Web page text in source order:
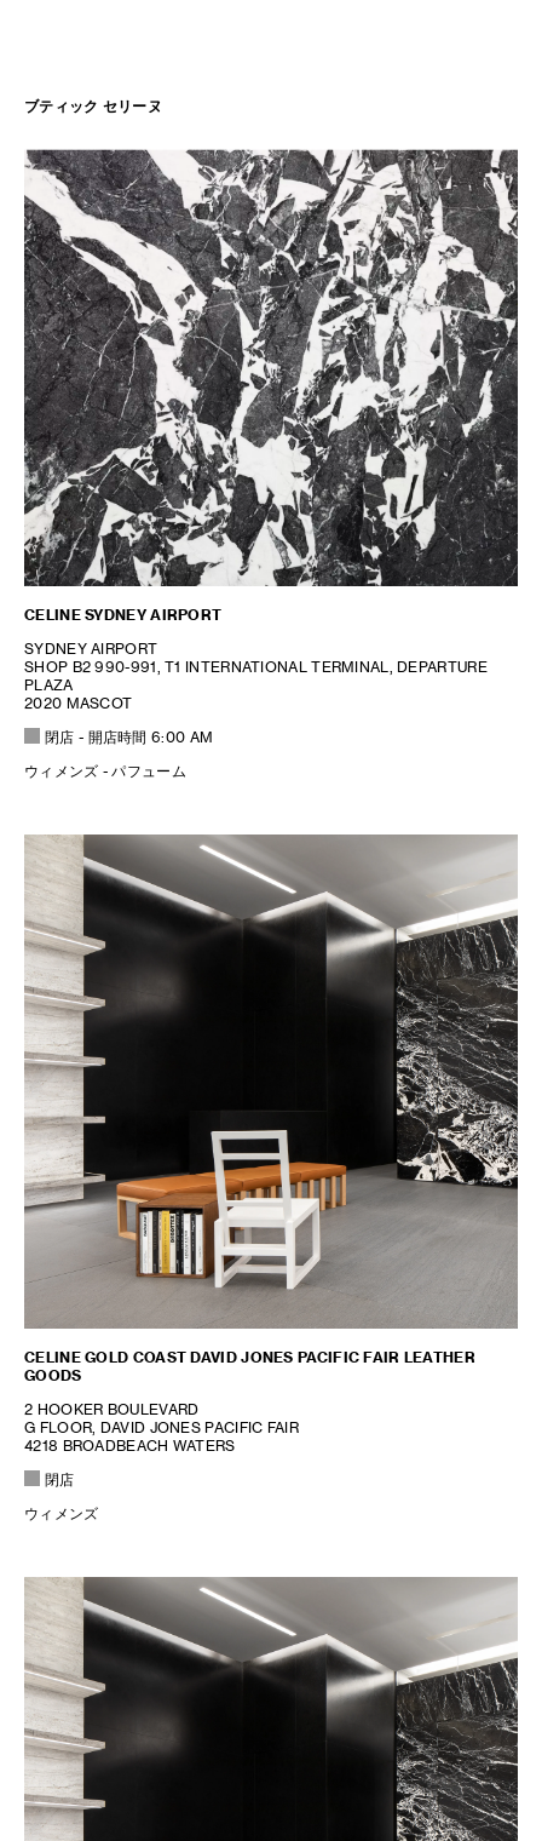
ブティック セリーヌ
CELINE SYDNEY AIRPORT
SYDNEY AIRPORT
SHOP B2 990-991, T1 INTERNATIONAL TERMINAL, DEPARTURE
PLAZA
2020 MASCOT
閉店 - 開店時間6:00 AM
ウィメンズ - パフューム
CELINE GOLD COAST DAVID JONES PACIFIC FAIR LEATHER
GOODS
2 HOOKER BOULEVARD
G FLOOR, DAVID JONES PACIFIC FAIR
4218 BROADBEACH WATERS
閉店
ウィメンズ